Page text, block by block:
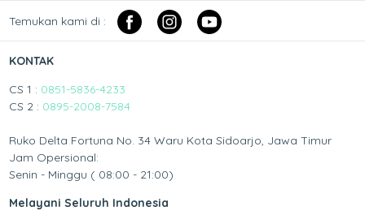
Temukan kami di :
KONTAK
CS 1 : 0851-5836-4233
CS 2 : 0895-2008-7584
Ruko Delta Fortuna No. 34 Waru Kota Sidoarjo, Jawa Timur
Jam Opersional:
Senin - Minggu ( 08:00 - 21:00)
Melayani Seluruh Indonesia